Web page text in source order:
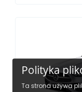
Polityka
Ta strona używa